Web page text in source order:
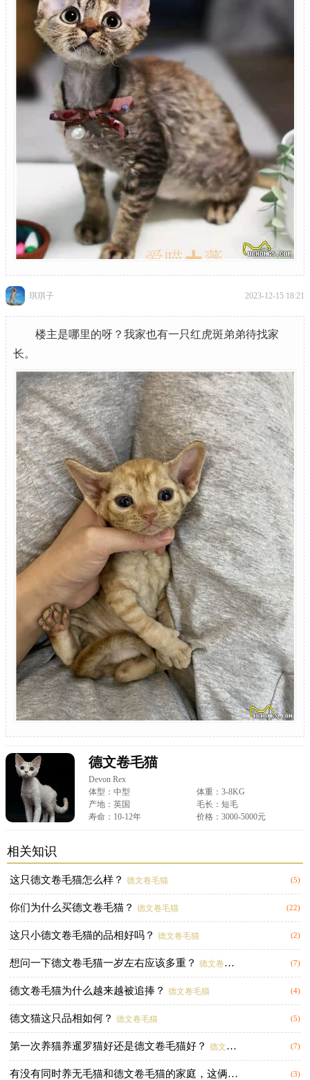
琪琪子 2023-12-15 18:21
楼主是哪里的呀？我家也有一只红虎斑弟弟待找家
长。
德文卷毛猫
Devon Rex
体型：中型
体重：3-8KG
产地：英国
毛长：短毛
寿命：10-12年
价格：3000-5000元
相关知识
这只德文卷毛猫怎么样？ 德文卷毛猫 (5)
你们为什么买德文卷毛猫？ 德文卷毛猫 (22)
这只小德文卷毛猫的品相好吗？ 德文卷毛猫 (2)
想问一下德文卷毛猫一岁左右应该多重？ 德文卷毛猫 (7)
德文卷毛猫为什么越来越被追捧？ 德文卷毛猫 (4)
德文猫这只品相如何？ 德文卷毛猫 (5)
第一次养猫养暹罗猫好还是德文卷毛猫好？ 德文卷毛猫 (7)
有没有同时养无毛猫和德文卷毛猫的家庭，这俩性格各方面适合一起养嘛？同时养是什么体验？ (3)